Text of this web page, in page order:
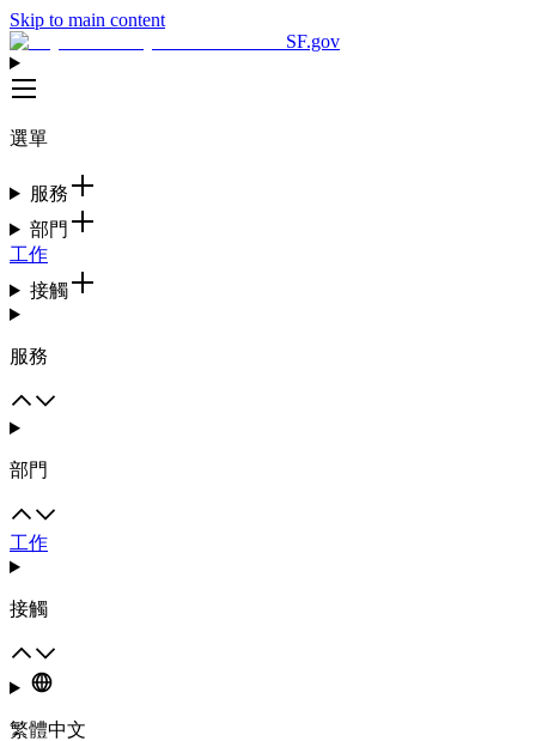
Skip to main content
SF.gov
選單
服務
部門
工作
接觸
服務
部門
工作
接觸
繁體中文